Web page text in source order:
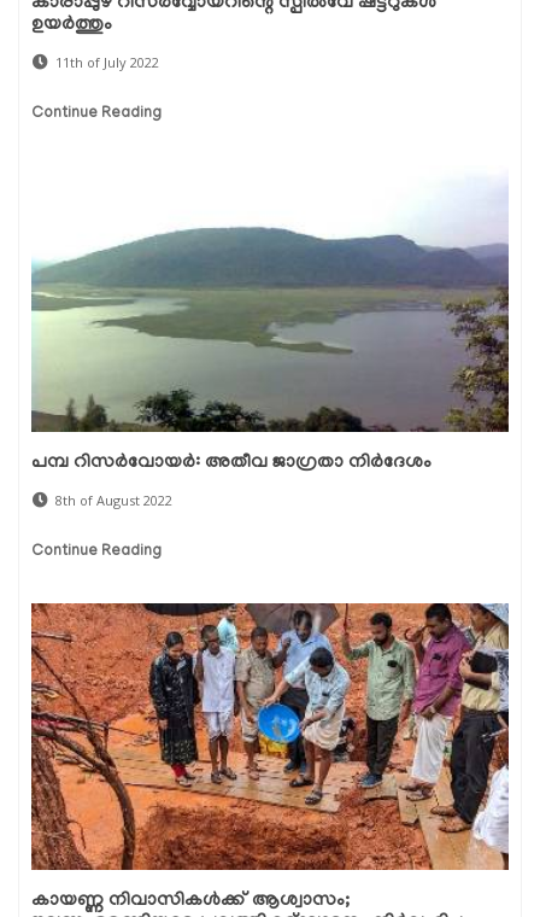
ഉയർത്തും
11th of July 2022
Continue Reading
പമ്പ റിസര്‍വോയര്‍: അതീവ ജാഗ്രതാ നിര്‍ദേശം
8th of August 2022
Continue Reading
കായണ്ണ നിവാസികൾക്ക് ആശ്വാസം;